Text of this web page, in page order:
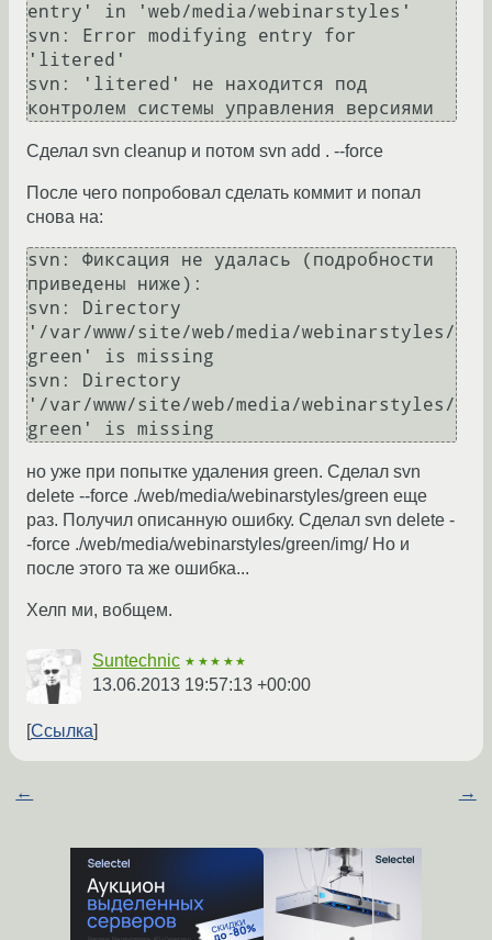
entry' in 'web/media/webinarstyles'
svn: Error modifying entry for
'litered'
svn: 'litered' не находится под
контролем системы управления версиями
Сделал svn cleanup и потом svn add . --force
После чего попробовал сделать коммит и попал
снова на:
svn: Фиксация не удалась (подробности
приведены ниже):
svn: Directory
'/var/www/site/web/media/webinarstyles/
green' is missing
svn: Directory
'/var/www/site/web/media/webinarstyles/
green' is missing
но уже при попытке удаления green. Сделал svn
delete --force ./web/media/webinarstyles/green еще
раз. Получил описанную ошибку. Сделал svn delete -
-force ./web/media/webinarstyles/green/img/ Но и
после этого та же ошибка...
Хелп ми, вобщем.
Suntechnic ★★★★★
13.06.2013 19:57:13 +00:00
Ссылка
← →